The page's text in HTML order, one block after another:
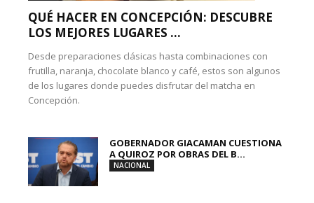
QUÉ HACER EN CONCEPCIÓN: DESCUBRE
LOS MEJORES LUGARES ...
Desde preparaciones clásicas hasta combinaciones con
frutilla, naranja, chocolate blanco y café, estos son algunos
de los lugares donde puedes disfrutar del matcha en
Concepción.
GOBERNADOR GIACAMAN CUESTIONA
A QUIROZ POR OBRAS DEL B...
NACIONAL